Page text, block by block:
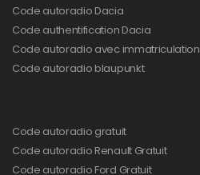
Code autoradio Dacia
Code authentification Dacia
Code autoradio avec immatriculation
Code autoradio blaupunkt
Code autoradio gratuit
Code autoradio Renault Gratuit
Code autoradio Ford Gratuit